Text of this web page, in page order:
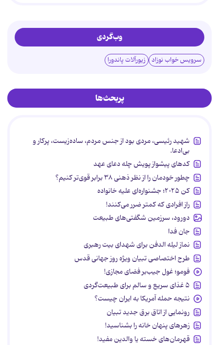
وب‌گردی
سرویس خواب نوزاد زیورآلات پاندورا
پربحث‌ها
شهید رئیسی، مردی بود از جنس مردم، ساده‌زیست، پرکار و
بی‌ادعا.
کدهای پیشواز پویش چله دعای عهد
چطور خودمان را از نظر ذهنی ۳۸ برابر قوی‌تر کنیم؟
کن ۲۰۲۵؛ جشنواره‌ای علیه خانواده
راز افرادی که کمتر ضرر می‌کنند!
دورود، سرزمین شگفتی‌های طبیعت
جان فدا
نماز لیله الدفن برای شهدای بیت رهبری
طرح اختصاصی تبیان ویژه روز جهانی قدس
فومو؛ غول جیب‌بر فضای مجازی!
۵ غذای سریع و سالم برای طبیعت‌گردی
نتیجه حمله آمریکا به ایران چیست؟
رونمایی از اتاق برق جدید تبیان
زهرهای پنهان خانه را بشناسید!
قهرمان‌های خسته یا والدین مفید!